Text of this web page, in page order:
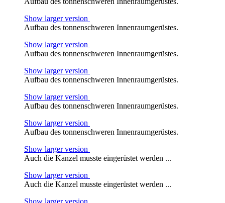
Show larger version
Aufbau des tonnenschweren Innenraumgerüstes.
Show larger version
Aufbau des tonnenschweren Innenraumgerüstes.
Show larger version
Aufbau des tonnenschweren Innenraumgerüstes.
Show larger version
Aufbau des tonnenschweren Innenraumgerüstes.
Show larger version
Aufbau des tonnenschweren Innenraumgerüstes.
Show larger version
Auch die Kanzel musste eingerüstet werden ...
Show larger version
Auch die Kanzel musste eingerüstet werden ...
Show larger version